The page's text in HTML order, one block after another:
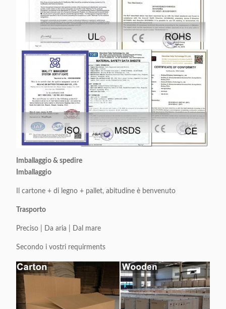
Imballaggio & spedire
Imballaggio
Il cartone + di legno + pallet, abitudine è benvenuto
Trasporto
Preciso | Da aria | Dal mare
Secondo i vostri requirments